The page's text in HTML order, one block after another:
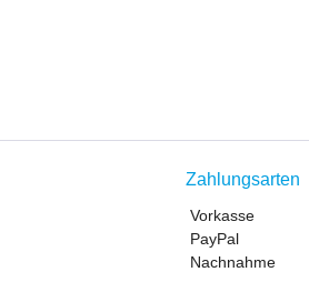
Zahlungsarten
Vorkasse
PayPal
Nachnahme